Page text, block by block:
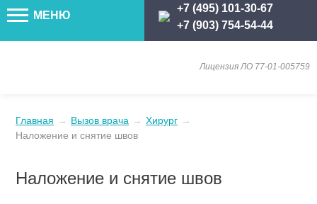
МЕНЮ
+7 (495) 101-30-67
+7 (903) 754-54-44
Лицензия ЛО 77-01-005759
Главная → Вызов врача → Хирург →
Наложение и снятие швов
Наложение и снятие швов